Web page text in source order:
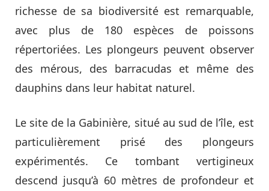
richesse de sa biodiversité est remarquable,
avec plus de 180 espèces de poissons
répertoriées. Les plongeurs peuvent observer
des mérous, des barracudas et même des
dauphins dans leur habitat naturel.
Le site de la Gabinière, situé au sud de l’île, est
particulièrement prisé des plongeurs
expérimentés. Ce tombant vertigineux
descend jusqu’à 60 mètres de profondeur et